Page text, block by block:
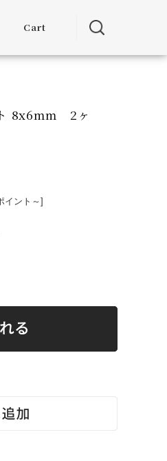
Cart
8x6mm 2ヶ
イント～]